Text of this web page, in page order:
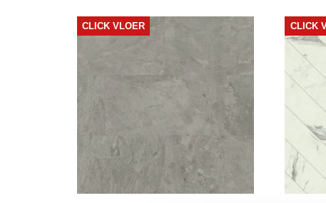
CLICK VLOER CLICK